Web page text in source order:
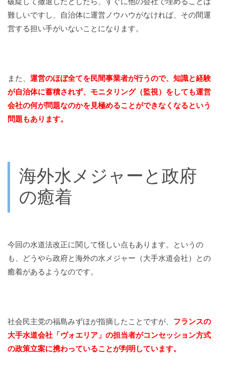
難しいですし、自治体に運営ノウハウがなければ、その間運
営する担い手がいないことになります。
また、 運営のほぼ全てを民間事業者が行うので、知識と経験
が自治体に蓄積されず、モニタリング（監視）をしても運営
会社の何が問題なのかを見極めることができなくなるという
問題もあります。
海外水メジャーと政府
の癒着
今回の水道法改正に関して怪しい点もあります。というの
も、どうやら政府と海外の水メジャー（大手水道会社）との
癒着があるようなのです。
社会民主党の福島みずほが指摘したことですが、 フランスの
大手水道会社「ヴォエリア」の担当者がコンセッション方式
の政策立案に携わっていることが判明しています。